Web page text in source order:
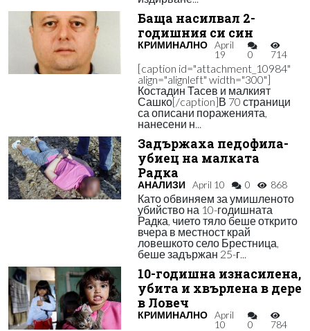
Баща насилвал 2-
годишния си син
КРИМИНАЛНО
April
19
0 714
[caption id="attachment_10984"
align="alignleft" width="300"]
Костадин Тасев и малкият
Сашко[/caption]В 70 страници
са описани пораженията,
нанесени н...
Задържаха педофила-
убиец на малката
Радка
АНАЛИЗИ April 10 0 868
Като обвиняем за умишленото
убийство на 10-годишната
Радка, чието тяло беше открито
вчера в местност край
ловешкото село Брестница,
беше задържан 25-г...
10-годишна изнасилена,
убита и хвърлена в дере
в Ловеч
КРИМИНАЛНО
April
10
0 784